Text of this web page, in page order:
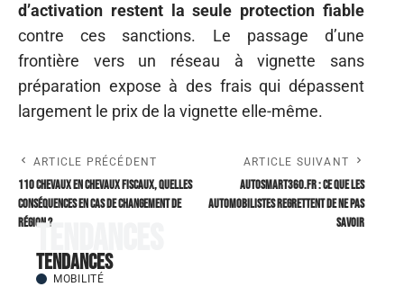
d’activation restent la seule protection fiable
contre ces sanctions. Le passage d’une
frontière vers un réseau à vignette sans
préparation expose à des frais qui dépassent
largement le prix de la vignette elle-même.
ARTICLE PRÉCÉDENT
110 chevaux en chevaux fiscaux, quelles
conséquences en cas de changement de
région ?
ARTICLE SUIVANT
Autosmart360.fr : ce que les
automobilistes regrettent de ne pas
savoir
Tendances
Tendances
MOBILITÉ